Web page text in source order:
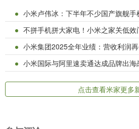
小米卢伟冰：下半年不少国产旗舰手
不拼手机拼大家电！小米之家关低
小米集团2025全年业绩：营收利润
小米国际与阿里速卖通达成品牌出海
点击查看米家更多